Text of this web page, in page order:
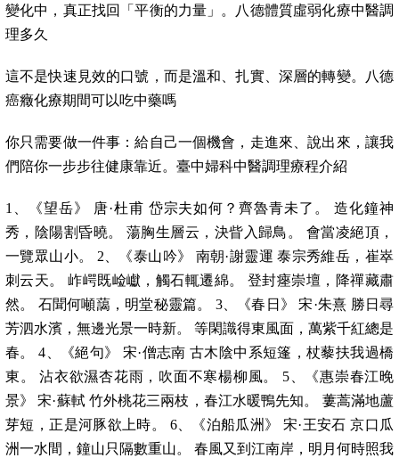
變化中，真正找回「平衡的力量」。八德體質虛弱化療中醫調
理多久
這不是快速見效的口號，而是溫和、扎實、深層的轉變。八德
癌癥化療期間可以吃中藥嗎
你只需要做一件事：給自己一個機會，走進來、說出來，讓我
們陪你一步步往健康靠近。臺中婦科中醫調理療程介紹
1、《望岳》 唐·杜甫 岱宗夫如何？齊魯青未了。 造化鐘神
秀，陰陽割昏曉。 蕩胸生層云，決眥入歸鳥。 會當凌絕頂，
一覽眾山小。 2、《泰山吟》 南朝·謝靈運 泰宗秀維岳，崔崒
刺云天。 岞崿既崄巘，觸石輒遷綿。 登封瘞崇壇，降禪藏肅
然。 石聞何噸藹，明堂秘靈篇。 3、《春日》 宋·朱熹 勝日尋
芳泗水濱，無邊光景一時新。 等閑識得東風面，萬紫千紅總是
春。 4、《絕句》 宋·僧志南 古木陰中系短篷，杖藜扶我過橋
東。 沾衣欲濕杏花雨，吹面不寒楊柳風。 5、《惠崇春江晚
景》 宋·蘇軾 竹外桃花三兩枝，春江水暖鴨先知。 蔞蒿滿地蘆
芽短，正是河豚欲上時。 6、《泊船瓜洲》 宋·王安石 京口瓜
洲一水間，鐘山只隔數重山。 春風又到江南岸，明月何時照我